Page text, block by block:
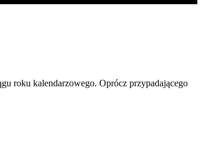
roku kalendarzowego. Oprócz przypadającego